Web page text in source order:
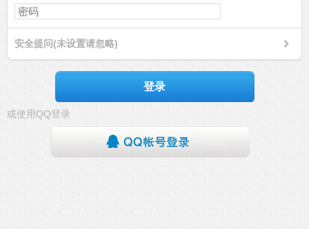
安全提问(未设置请忽略)
登录
或使用QQ登录